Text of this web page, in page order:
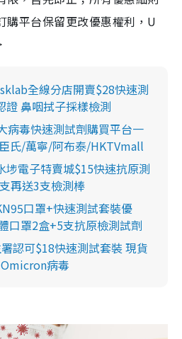
購平台保留更改優惠權利，U
全線分店開賣$28快速測
證 鼻咽拭子採樣檢測
病毒快速測試劑購買平台一
氏/萬寧/阿布泰/HKTVmall
埗電子特賣城$15快速抗原測
再送3支檢測棒
口罩+快速測試套裝優
口罩2盒+5支抗原檢測試劑
認可$18快速測試套裝 現貨
病毒